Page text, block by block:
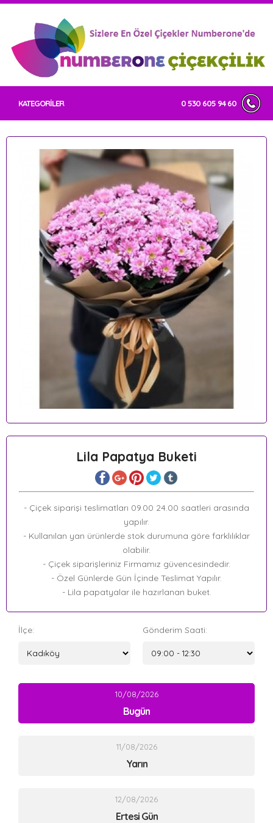
KATEGORİLER 0 530 605 94 60
Lila Papatya Buketi
- Çiçek siparişi teslimatları 09.00 24.00 saatleri arasında
yapılır.
- Kullanılan yan ürünlerde stok durumuna göre farklılıklar
olabilir.
- Çiçek siparişleriniz Firmamız güvencesindedir.
- Özel Günlerde Gün İçinde Teslimat Yapılır.
- Lila papatyalar ile hazırlanan buket.
İlçe: Gönderim Saati:
10/08/2026
Bugün
11/08/2026
Yarın
12/08/2026
Ertesi Gün